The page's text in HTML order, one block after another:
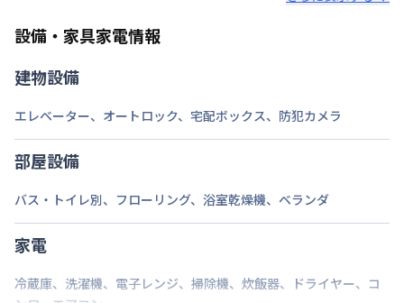
部屋の向き
交通
東急目黒線奥沢駅徒歩9 分
定員
駐車場
なし
次回更新日
情報更新日 2026年7月24日
設備・家具家電情報
建物設備
エレベーター、 オートロック、 宅配ボックス、 防犯カメラ
部屋設備
バス・トイレ別、 フローリング、 浴室乾燥機、 ベランダ
家電
冷蔵庫、 洗濯機、 電子レンジ、 掃除機、 炊飯器、 ドライヤー、 コ